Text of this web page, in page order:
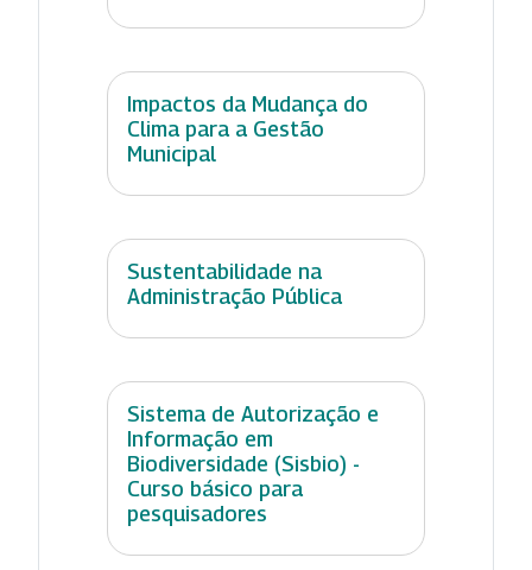
Impactos da Mudança do
Clima para a Gestão
Municipal
Sustentabilidade na
Administração Pública
Sistema de Autorização e
Informação em
Biodiversidade (Sisbio) -
Curso básico para
pesquisadores